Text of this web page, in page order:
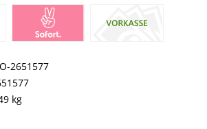
2651577
kg